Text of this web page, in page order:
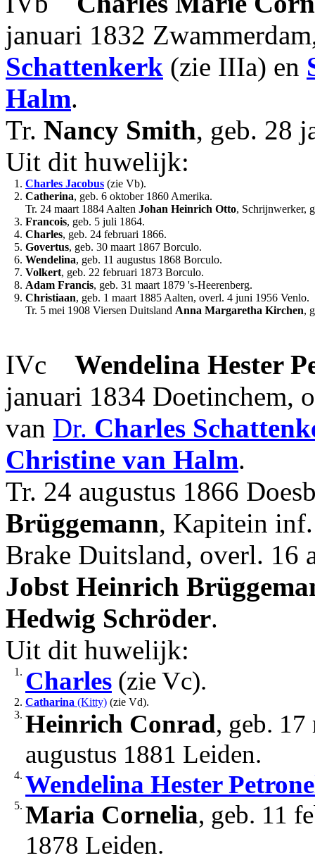
januari 1832
Schattenkerk (zie IIIa) en
Halm.
Tr. Nancy Smith, geb. 28
Uit dit huwelijk:
1. Charles Jacobus (zie Vb).
2. Catherina, geb. 6 oktober 1860 Amerika.
Tr. 24 maart 1884 Aalten Johan Heinrich Otto, Schrijnwerker,
3. Francois, geb. 5 juli 1864.
4. Charles, geb. 24 februari 1866.
5. Govertus, geb. 30 maart 1867 Borculo.
6. Wendelina, geb. 11 augustus 1868 Borculo.
7. Volkert, geb. 22 februari 1873 Borculo.
8. Adam Francis, geb. 31 maart 1879 's-Heerenberg.
9. Christiaan, geb. 1 maart 1885 Aalten, overl. 4 juni 1956 Venlo.
Tr. 5 mei 1908 Viersen Duitsland Anna Margaretha Kirchen,
IVc Wendelina Hester
januari 1834 Doetinchem,
van Dr. Charles
Christine van Halm.
Tr. 24 augustus 1866
Brüggemann, Kapitein
Brake Duitsland, overl. 16
Jobst Heinrich
Hedwig Schröder.
Uit dit huwelijk:
1. Charles (zie Vc).
2. Catharina (Kitty) (zie Vd).
3. Heinrich Conrad, geb.
augustus 1881 Leiden.
4. Wendelina Hester
5. Maria Cornelia, geb. 11
1878 Leiden.